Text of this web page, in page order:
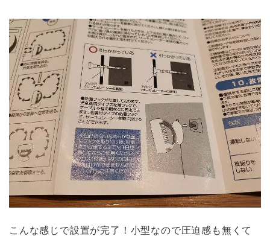
こんな感じで設置が完了！小型なので圧迫感も無くて